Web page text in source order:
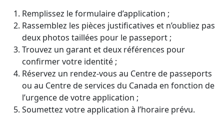
Remplissez le formulaire d’application ;
Rassemblez les pièces justificatives et n’oubliez pas
deux photos taillées pour le passeport ;
Trouvez un garant et deux références pour
confirmer votre identité ;
Réservez un rendez-vous au Centre de passeports
ou au Centre de services du Canada en fonction de
l’urgence de votre application ;
Soumettez votre application à l’horaire prévu.